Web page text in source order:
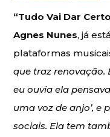
“Tudo Vai Dar
Agnes Nunes, já
plataformas
que traz renovação.
eu ouvia ela
uma voz de anjo’, e
sociais. Ela tem